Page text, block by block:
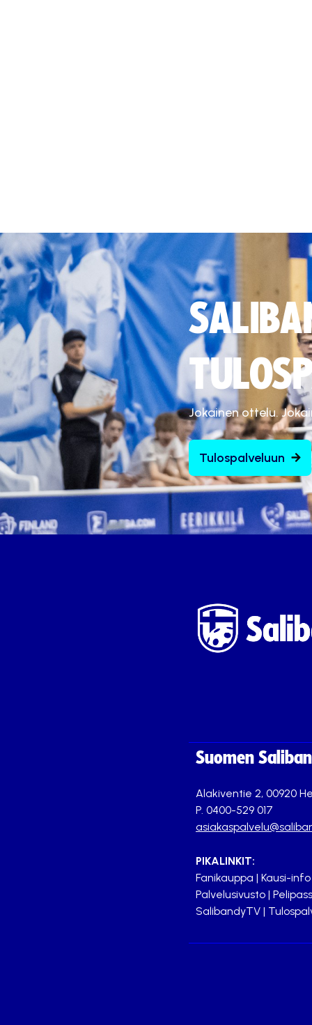
Jokainen ottelu.
Tulospalveluun
Suomen
Alakiventie 2, 00920
P. 0400-529 017
PIKALINKIT:
Fanikauppa | Kausi-info
Palvelusivusto |
SalibandyTV |